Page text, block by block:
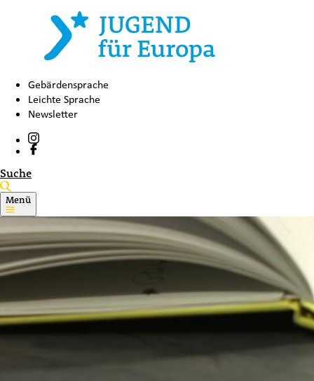
Gebärdensprache
Leichte Sprache
Newsletter
Suche
Menü